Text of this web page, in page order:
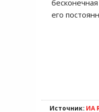
его
Источник: ИА